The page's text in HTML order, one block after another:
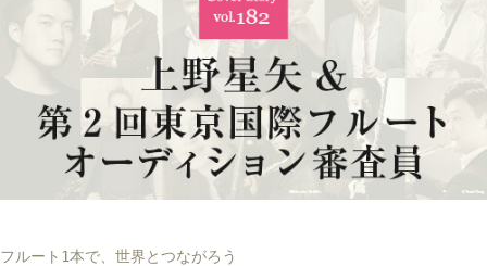
フルート1本で、世界とつながろう